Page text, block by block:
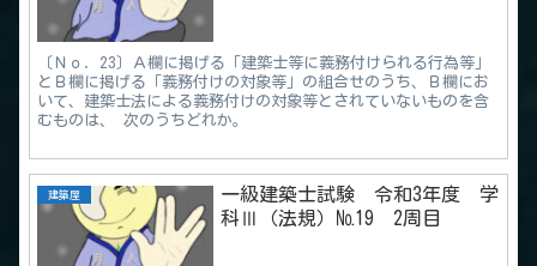
〔Ｎｏ．23〕Ａ欄に掲げる「建築士等に義務付けられる行為等」
とＢ欄に掲げる「義務付けの対象等」の組合せのうち、Ｂ欄にお
いて、建築士法による義務付けの対象等とされていないものを含
むものは、 次のうちどれか。
建築屋
一級建築士試験 令和3年度 学
科Ⅲ（法規）№19 2周目